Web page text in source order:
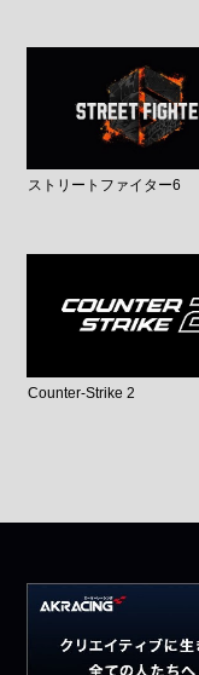
ストリートファイター6
Counter-Strike 2